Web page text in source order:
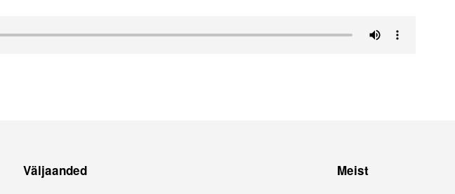
Väljaanded Meist